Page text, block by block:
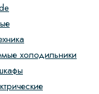
холодильники